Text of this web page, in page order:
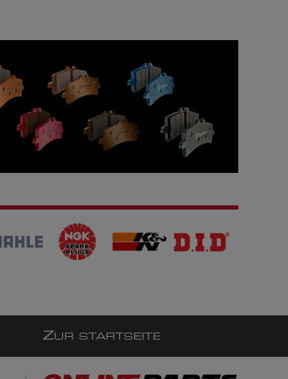
ZUR STARTSEITE